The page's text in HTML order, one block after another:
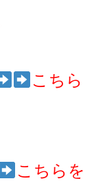
こちら
こちらを